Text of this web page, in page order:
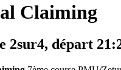
Claiming
2sur4, départ